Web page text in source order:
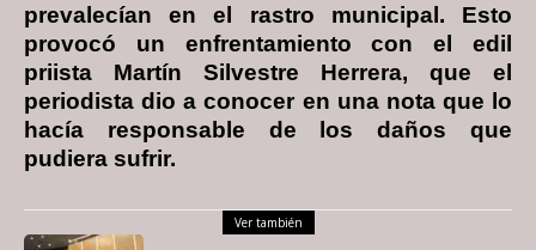
prevalecían en el rastro municipal. Esto
provocó un enfrentamiento con el edil
priista Martín Silvestre Herrera, que el
periodista dio a conocer en una nota que lo
hacía responsable de los daños que
pudiera sufrir.
Ver también